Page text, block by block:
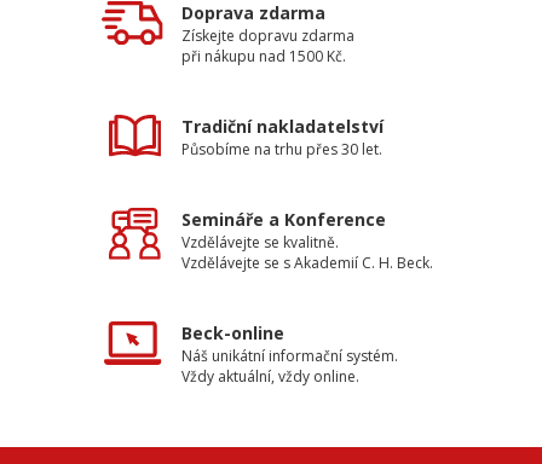
Doprava zdarma
Získejte dopravu zdarma
při nákupu nad 1500 Kč.
Tradiční nakladatelství
Působíme na trhu přes 30 let.
Semináře a Konference
Vzdělávejte se kvalitně.
Vzdělávejte se s Akademií C. H. Beck.
Beck-online
Náš unikátní informační systém.
Vždy aktuální, vždy online.